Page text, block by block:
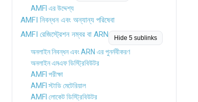
AMFI এর উদ্দেশ্য
AMFI নিবন্ধন এবং অন্যান্য পরিষেবা
AMFI রেজিস্ট্রেশন নম্বর বা ARN
Hide 5 sublinks
অনলাইন নিবন্ধন এবং ARN এর পুনর্নবীকরণ
অনলাইন এমএফ ডিস্ট্রিবিউটর
AMFI পরীক্ষা
AMFI স্টাডি মেটেরিয়াল
AMFI লোকেট ডিস্ট্রিবিউটর